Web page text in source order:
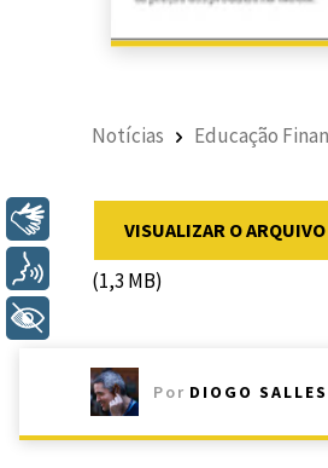
Notícias Educação
VISUALIZAR O ARQUIVO
(1,3 MB)
Por DIOGO SALLES
Voz